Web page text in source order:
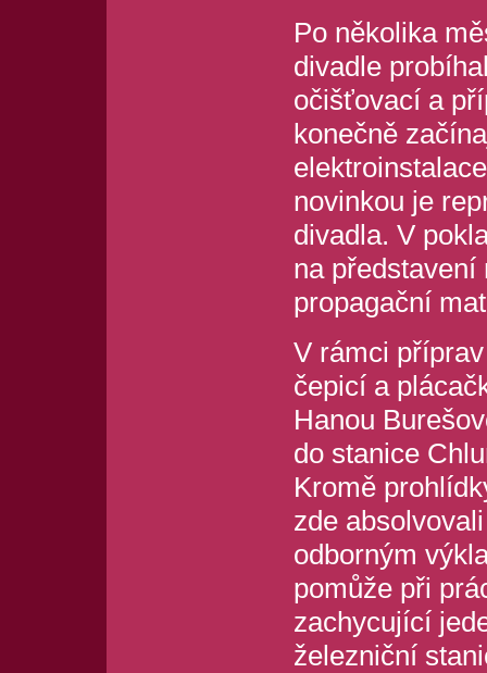
Po několika
divadle
očišťovací a
konečně
novinkou je
divadla. V
na
propagační
V rámci
čepicí a
Hanou
do stanice
Kromě
zde
odborným
pomůže při
zachycující
železniční